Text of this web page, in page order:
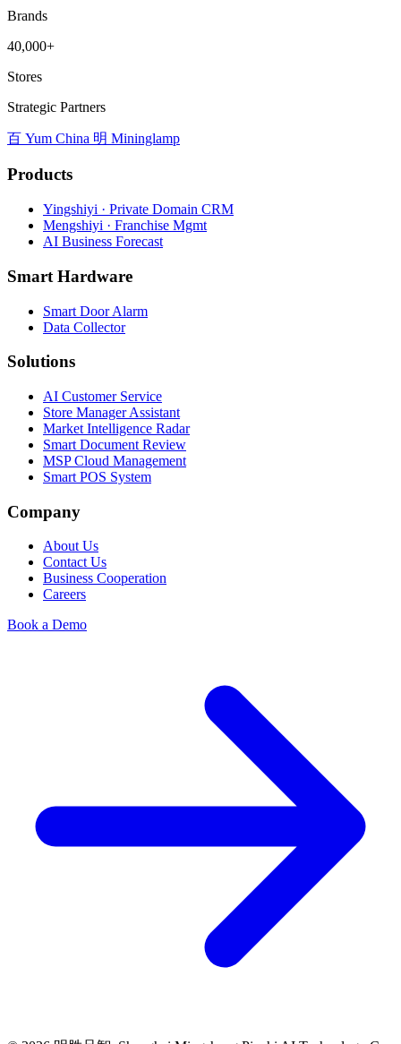
Brands
40,000+
Stores
Strategic Partners
百 Yum China 明 Mininglamp
Products
Yingshiyi · Private Domain CRM
Mengshiyi · Franchise Mgmt
AI Business Forecast
Smart Hardware
Smart Door Alarm
Data Collector
Solutions
AI Customer Service
Store Manager Assistant
Market Intelligence Radar
Smart Document Review
MSP Cloud Management
Smart POS System
Company
About Us
Contact Us
Business Cooperation
Careers
Book a Demo